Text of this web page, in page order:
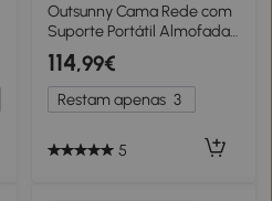
Outsunny Cama Rede com
Suporte Portátil Almofada
Removível Barras
Estabilizadoras Exterior
353x94x115 cm Verde
114,99€
Restam apenas 3
5